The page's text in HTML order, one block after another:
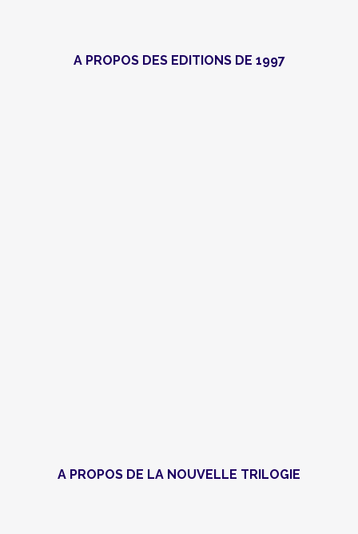
A PROPOS DES EDITIONS DE 1997
A PROPOS DE LA NOUVELLE TRILOGIE